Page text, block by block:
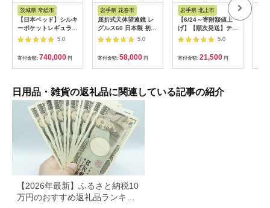
茨城県 常総市
【日本ベッド】シルキ
ーポケットレギュラー
11334 シングル 日本
ベッド シルキーポケ
ットレギュラー シン
グル 通気性 ロングセ
ラー 放湿性 ※沖縄
5.0
寄付金額: 740,000 円
さと納税
岩手県 花巻市
屈折式天体望遠鏡 レ
グルス60 日本製 初心
者用 スマホ撮影 (カラ
ー：オレンジ）
【1835-2】
5.0
寄付金額: 58,000 円
岩手県 北上市
【6/24～寄附額値上
げ】【順次発送】ティ
ッシュペーパー 20箱
＆ トイレットロール
(ダブル) 48個 福祉施
設支援 日用品 常備品
備蓄品 box ちり紙 テ
ィッシュ パルプ
100％ 無香料 1箱
5.0
寄付金額: 21,500 円
日用品・雑貨の返礼品に関連している記事の紹介
【2026年最新】ふるさと納税10
万円のおすすめ返礼品ランキン